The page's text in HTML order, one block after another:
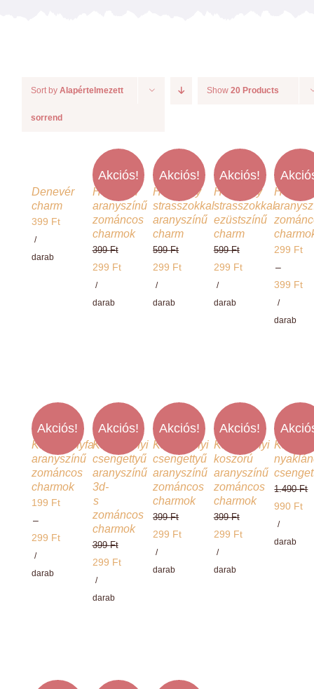
Charmshop Ajándékutalvány
Charmos Blog
Sort by Alapértelmezett
sorrend
Show 20 Products
Denevér
charm
399 Ft
/
darab
Akciós!
Hóember
aranyszínű
zománcos
charmok
399Ft
Original
price
was:
299 Ft
Current
price
/
darab
Akciós!
Hópehely
strasszokkal
aranyszínű
charm
599Ft
Original
price
was:
299 Ft
Current
price
/
darab
Akciós!
Hópehely
strasszokkal
ezüstszínű
charm
599Ft
Original
price
was:
299 Ft
Current
price
/
darab
Hópihe
299 Ft
–
399 Ft
299 Ft
/
darab
Akciós!
Karácsonyfa
aranyszínű
zománcos
charmok
199 Ft
–
299 Ft
Ártartomány:
199 Ft
/
darab
Akciós!
Karácsonyi
csengettyű
aranyszínű
3d-
s
zománcos
charmok
399Ft
Original
price
was:
299 Ft
Current
price
/
darab
Akciós!
Karácsonyi
csengettyű
aranyszínű
zománcos
charmok
399Ft
Original
price
was:
299 Ft
Current
price
/
darab
Akciós!
Karácsonyi
koszorú
aranyszínű
zománcos
charmok
399Ft
Original
price
was:
299 Ft
Current
price
/
darab
1.490Ft
Original
price
was:
990 Ft
Current
price
/
darab